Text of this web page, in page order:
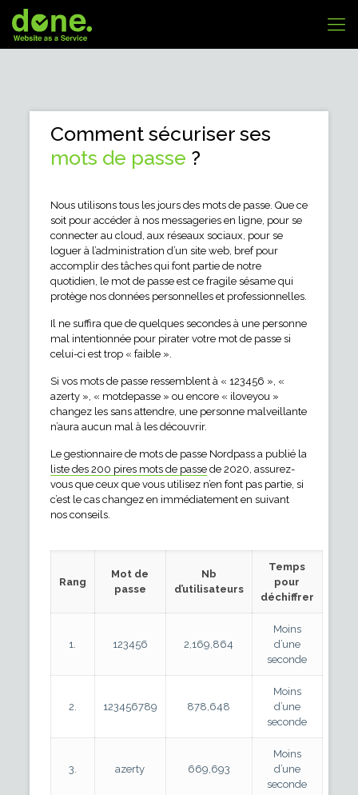
Comment sécuriser ses
mots de passe ?
Nous utilisons tous les jours des mots de passe. Que ce
soit pour accéder à nos messageries en ligne, pour se
connecter au cloud, aux réseaux sociaux, pour se
loguer à l’administration d’un site web, bref pour
accomplir des tâches qui font partie de notre
quotidien, le mot de passe est ce fragile sésame qui
protège nos données personnelles et professionnelles.
Il ne suffira que de quelques secondes à une personne
mal intentionnée pour pirater votre mot de passe si
celui-ci est trop « faible ».
Si vos mots de passe ressemblent à « 123456 », «
azerty », « motdepasse » ou encore « iloveyou »
changez les sans attendre, une personne malveillante
n’aura aucun mal à les découvrir.
Le gestionnaire de mots de passe Nordpass a publié la
liste des 200 pires mots de passede 2020, assurez-
vous que ceux que vous utilisez n’en font pas partie, si
c’est le cas changez en immédiatement en suivant
nos conseils.
Rang
Mot de
passe
Nb
d’utilisateurs
Temps
pour
déchiffrer
1. 123456 2,169,864
Moins
d’une
seconde
2. 123456789 878,648
Moins
d’une
seconde
3. azerty 669,693
Moins
d’une
seconde